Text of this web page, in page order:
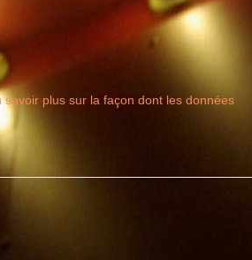
savoir plus sur la façon dont les données